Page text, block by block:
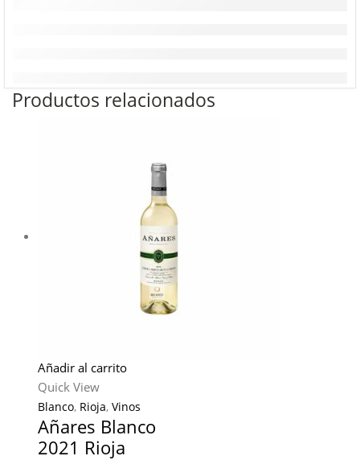
Productos relacionados
Añadir al carrito
Quick View
Blanco, Rioja, Vinos
Añares Blanco
2021 Rioja